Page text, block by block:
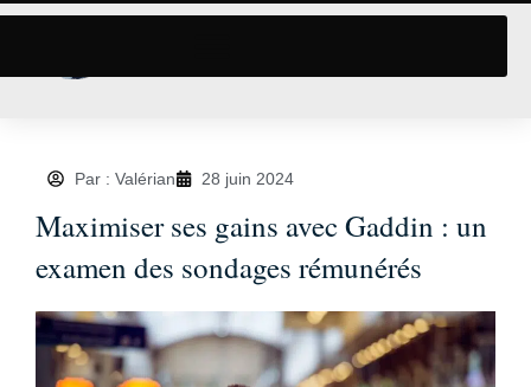
Par : Valérian 28 juin 2024
Maximiser ses gains avec Gaddin : un
examen des sondages rémunérés